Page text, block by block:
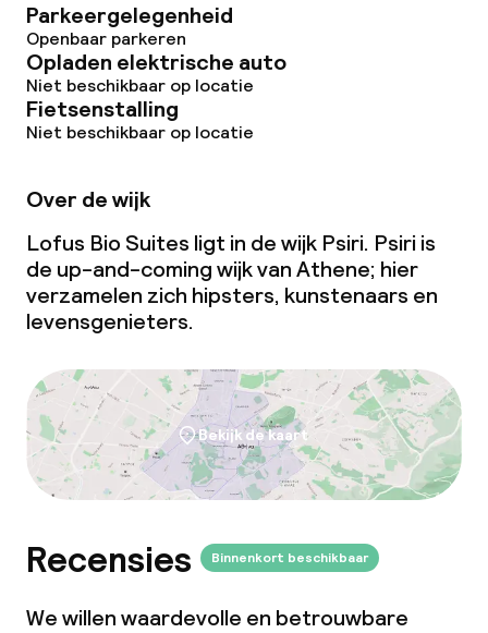
Parkeergelegenheid
Openbaar parkeren
Opladen elektrische auto
Niet beschikbaar op locatie
Fietsenstalling
Niet beschikbaar op locatie
Over de wijk
Lofus Bio Suites ligt in de wijk Psiri. Psiri is
de up-and-comingwijk van Athene; hier
verzamelen zich hipsters, kunstenaars en
levensgenieters.
Bekijk de kaart
Recensies Binnenkort beschikbaar
We willen waardevolle en betrouwbare